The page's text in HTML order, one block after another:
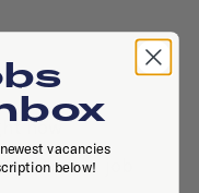
now
Place a job
vacancies
below!